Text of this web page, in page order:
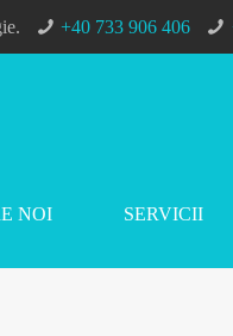
+40 733 906 406
NOI SERVICII